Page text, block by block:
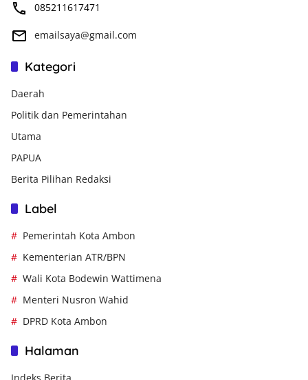
085211617471
emailsaya@gmail.com
Kategori
Daerah
Politik dan Pemerintahan
Utama
PAPUA
Berita Pilihan Redaksi
Label
Pemerintah Kota Ambon
Kementerian ATR/BPN
Wali Kota Bodewin Wattimena
Menteri Nusron Wahid
DPRD Kota Ambon
Halaman